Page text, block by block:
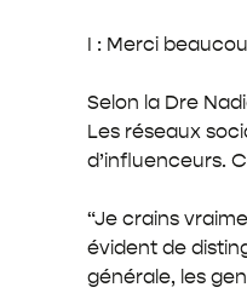
I : Merci
Selon la Dre
Les réseaux
d’influenceurs.
“Je crains
évident de
générale, les